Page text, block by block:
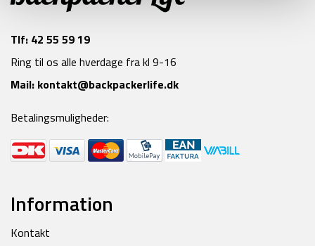
Tlf: 42 55 59 19
Ring til os alle hverdage fra kl 9-16
Mail: kontakt@backpackerlife.dk
Betalingsmuligheder:
Information
Kontakt